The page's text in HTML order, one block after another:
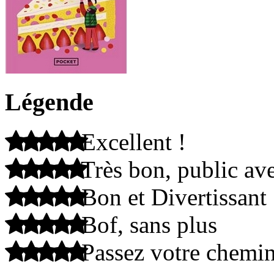
Légende
Excellent !
Très bon, public
Bon et Divertissant
Bof, sans plus
Passez votre